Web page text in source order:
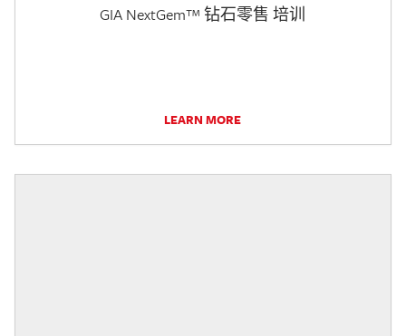
GIA NextGem™ 钻石零售 培训
LEARN MORE